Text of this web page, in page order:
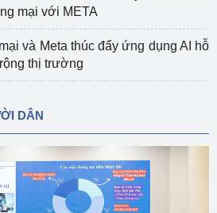
mại với META
và Meta thúc đẩy ứng dụng AI hỗ
thị trường
DÂN